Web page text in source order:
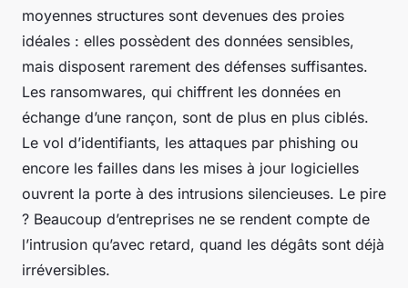
moyennes structures sont devenues des proies
idéales : elles possèdent des données sensibles,
mais disposent rarement des défenses suffisantes.
Les ransomwares, qui chiffrent les données en
échange d’une rançon, sont de plus en plus ciblés.
Le vol d’identifiants, les attaques par phishing ou
encore les failles dans les mises à jour logicielles
ouvrent la porte à des intrusions silencieuses. Le pire
? Beaucoup d’entreprises ne se rendent compte de
l’intrusion qu’avec retard, quand les dégâts sont déjà
irréversibles.